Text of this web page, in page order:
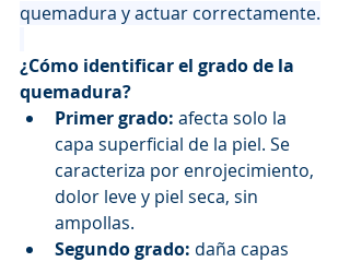
quemadura y actuar correctamente.
¿Cómo identificar el grado de la
quemadura?
Primer grado: afecta solo la
capa superficial de la piel. Se
caracteriza por enrojecimiento,
dolor leve y piel seca, sin
ampollas.
Segundo grado: daña capas